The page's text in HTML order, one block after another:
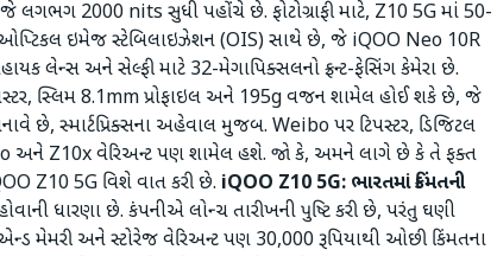
2000 nits સુધી પહોંચે છે. ફોટોગ્રાફી માટે, Z10 5G માં 50-
ઇમેજ સ્ટેબિલાઇઝેશન (OIS) સાથે છે, જે iQOO Neo 10R
લેન્સ અને સેલ્ફી માટે 32-મેગાપિક્સલનો ફ્રન્ટ-ફેસિંગ કેમેરા છે.
સ્લિમ 8.1mm પ્રોફાઇલ અને 195g વજન શામેલ હોઈ શકે છે, જે
છે, સ્માર્ટપ્રિક્સના અહેવાલ મુજબ. Weibo પર ટિપસ્ટર, ડિજિટલ
અને Z10x વેરિઅન્ટ પણ શામેલ હશે. જો કે, અમને લાગે છે કે તે ફક્ત
Z10 5G વિશે વાત કરી છે. iQOO Z10 5G: ભારતમાં કિંમતની
ધારણા છે. કંપનીએ લોન્ચ તારીખની પુષ્ટિ કરી છે, પરંતુ ઘણી
મેમરી અને સ્ટોરેજ વેરિઅન્ટ પણ 30,000 રૂપિયાથી ઓછી કિંમતના